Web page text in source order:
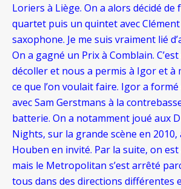
Loriers à Liège. On a alors décidé de
quartet puis un quintet avec
saxophone. Je me suis vraiment lié
On a gagné un Prix à Comblain.
décoller et nous a permis à Igor et à
ce que l’on voulait faire. Igor a
avec Sam Gerstmans à la
batterie. On a notamment joué aux
Nights, sur la grande scène en 2010,
Houben en invité. Par la suite, on
mais le Metropolitan s’est arrêté
tous dans des directions différentes